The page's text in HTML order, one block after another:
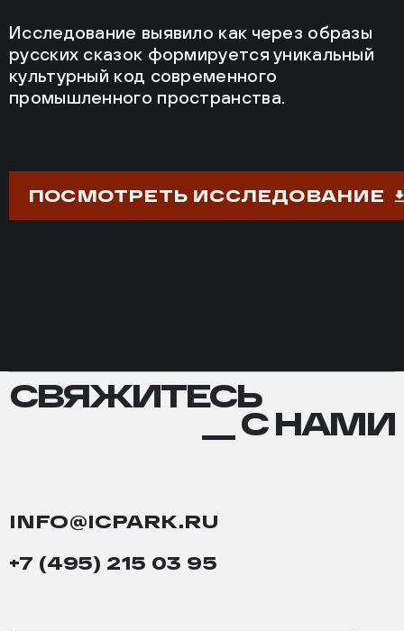
Исследование выявило как через образы
русских сказок формируется уникальный
культурный код современного
промышленного пространства.
ПОСМОТРЕТЬ ИССЛЕДОВАНИЕ
СВЯЖИТЕСЬ
СВЯЖИТЕСЬ
__ С НАМИ
INFO@ICPARK.RU
+7 (495) 215 03 95